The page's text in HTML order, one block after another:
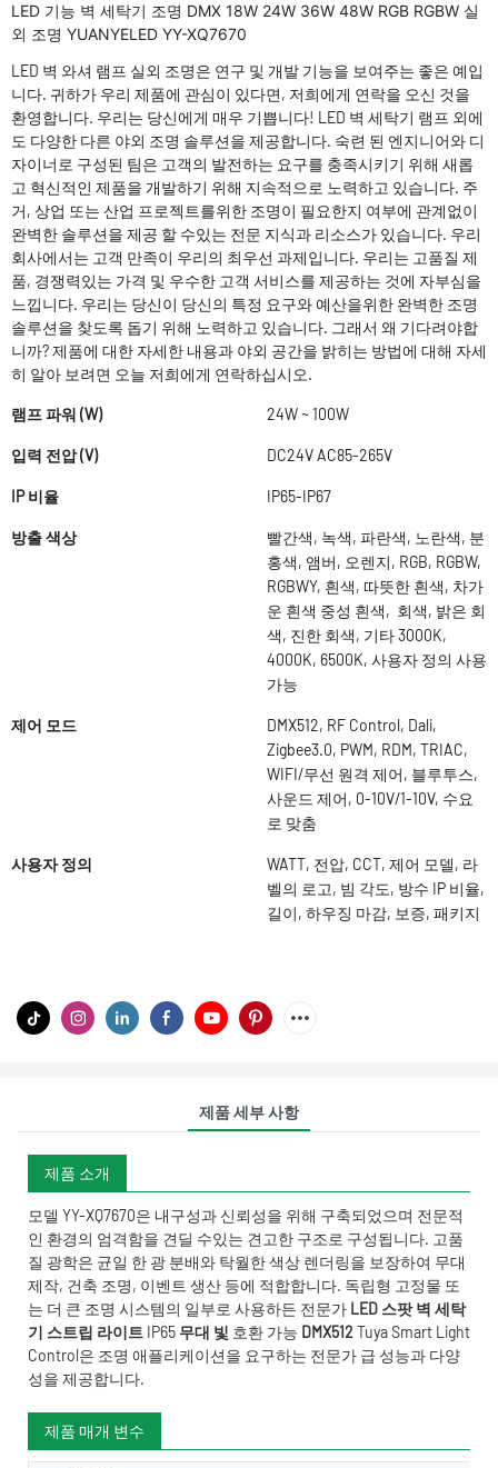
LED 기능 벽 세탁기 조명 DMX 18W 24W 36W 48W RGB RGBW 실
외 조명 YUANYELED YY-XQ7670
LED 벽 와셔 램프 실외 조명은 연구 및 개발 기능을 보여주는 좋은 예입
니다. 귀하가 우리 제품에 관심이 있다면, 저희에게 연락을 오신 것을
환영합니다. 우리는 당신에게 매우 기쁩니다! LED 벽 세탁기 램프 외에
도 다양한 다른 야외 조명 솔루션을 제공합니다. 숙련 된 엔지니어와 디
자이너로 구성된 팀은 고객의 발전하는 요구를 충족시키기 위해 새롭
고 혁신적인 제품을 개발하기 위해 지속적으로 노력하고 있습니다. 주
거, 상업 또는 산업 프로젝트를위한 조명이 필요한지 여부에 관계없이
완벽한 솔루션을 제공 할 수있는 전문 지식과 리소스가 있습니다. 우리
회사에서는 고객 만족이 우리의 최우선 과제입니다. 우리는 고품질 제
품, 경쟁력있는 가격 및 우수한 고객 서비스를 제공하는 것에 자부심을
느낍니다. 우리는 당신이 당신의 특정 요구와 예산을위한 완벽한 조명
솔루션을 찾도록 돕기 위해 노력하고 있습니다. 그래서 왜 기다려야합
니까? 제품에 대한 자세한 내용과 야외 공간을 밝히는 방법에 대해 자세
히 알아 보려면 오늘 저희에게 연락하십시오.
램프 파워 (W) 24W ~ 100W
입력 전압 (V) DC24V AC85-265V
IP 비율 IP65-IP67
방출 색상
빨간색, 녹색, 파란색, 노란색, 분
홍색, 앰버, 오렌지, RGB, RGBW,
RGBWY, 흰색, 따뜻한 흰색, 차가
운 흰색 중성 흰색, 회색, 밝은 회
색, 진한 회색, 기타 3000K,
4000K, 6500K, 사용자 정의 사용
가능
제어 모드
DMX512, RF Control, Dali,
Zigbee3.0, PWM, RDM, TRIAC,
WIFI/무선 원격 제어, 블루투스,
사운드 제어, 0-10V/1-10V, 수요
로 맞춤
사용자 정의
WATT, 전압, CCT, 제어 모델, 라
벨의 로고, 빔 각도, 방수 IP 비율,
길이, 하우징 마감, 보증, 패키지
제품 세부 사항
제품 소개
모델 YY-XQ7670은 내구성과 신뢰성을 위해 구축되었으며 전문적
인 환경의 엄격함을 견딜 수있는 견고한 구조로 구성됩니다. 고품
질 광학은 균일 한 광 분배와 탁월한 색상 렌더링을 보장하여 무대
제작, 건축 조명, 이벤트 생산 등에 적합합니다. 독립형 고정물 또
는 더 큰 조명 시스템의 일부로 사용하든 전문가 LED 스팟 벽 세탁
기 스트립 라이트 IP65 무대 빛 호환 가능 DMX512 Tuya Smart Light
Control은 조명 애플리케이션을 요구하는 전문가 급 성능과 다양
성을 제공합니다.
제품 매개 변수